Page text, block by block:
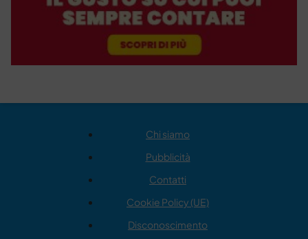
Chi siamo
Pubblicità
Contatti
Cookie Policy (UE)
Disconoscimento